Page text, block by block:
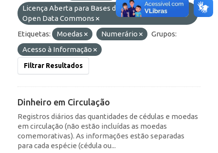
Licença Aberta para Bases de Dados (ODbL) do
Open Data Commons
Etiquetas:
Moedas Numerário
Grupos:
Acesso à Informação
Filtrar Resultados
Dinheiro em Circulação
Registros diários das quantidades de cédulas e moedas
em circulação (não estão incluídas as moedas
comemorativas). As informações estão separadas
para cada espécie (cédula ou...